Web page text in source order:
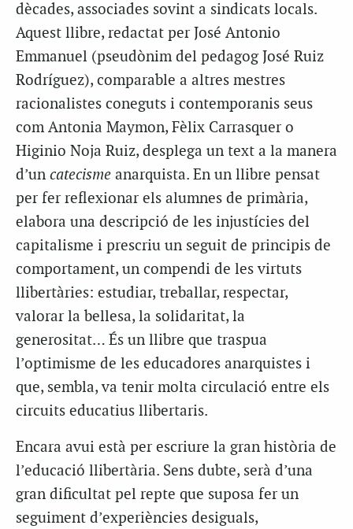
dècades, associades sovint a sindicats locals.
Aquest llibre, redactat per José Antonio
Emmanuel (pseudònim del pedagog José Ruiz
Rodríguez), comparable a altres mestres
racionalistes coneguts i contemporanis seus
com Antonia Maymon, Fèlix Carrasquer o
Higinio Noja Ruiz, desplega un text a la manera
d’un catecisme anarquista. En un llibre pensat
per fer reflexionar els alumnes de primària,
elabora una descripció de les injustícies del
capitalisme i prescriu un seguit de principis de
comportament, un compendi de les virtuts
llibertàries: estudiar, treballar, respectar,
valorar la bellesa, la solidaritat, la
generositat… És un llibre que traspua
l’optimisme de les educadores anarquistes i
que, sembla, va tenir molta circulació entre els
circuits educatius llibertaris.
Encara avui està per escriure la gran història de
l’educació llibertària. Sens dubte, serà d’una
gran dificultat pel repte que suposa fer un
seguiment d’experiències desiguals,